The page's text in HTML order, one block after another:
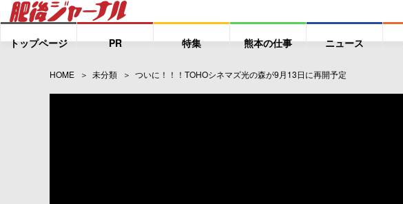
トップページ PR 特集 熊本の仕事 ニュース
HOME 未分類 ついに！！！TOHOシネマズ光の森が9月13日に再開予定